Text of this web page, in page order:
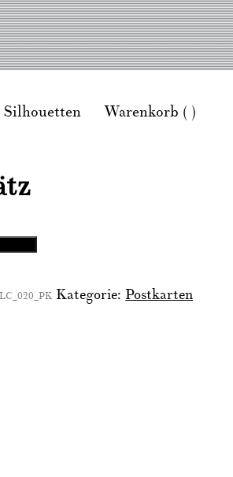
Silhouetten Warenkorb ( )
LC_020_PK Kategorie: Postkarten